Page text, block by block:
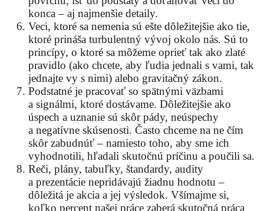
konca – aj najmenšie detaily.
Veci, ktoré sa nemenia sú ešte dôležitejšie ako tie,
ktoré prináša turbulentný vývoj okolo nás. Sú to
princípy, o ktoré sa môžeme oprieť tak ako zlaté
pravidlo (ako chcete, aby ľudia jednali s vami, tak
jednajte vy s nimi) alebo gravitačný zákon.
Podstatné je pracovať so spätnými väzbami
a signálmi, ktoré dostávame. Dôležitejšie ako
úspech a uznanie sú skôr pády, neúspechy
a negatívne skúsenosti. Často chceme na ne čím
skôr zabudnúť – namiesto toho, aby sme ich
vyhodnotili, hľadali skutočnú príčinu a poučili sa.
Reči, plány, tabuľky, štandardy, audity
a prezentácie nepridávajú žiadnu hodnotu –
dôležitá je akcia a jej výsledok. Všímajme si,
koľko percent našej práce zaberá skutočná práca